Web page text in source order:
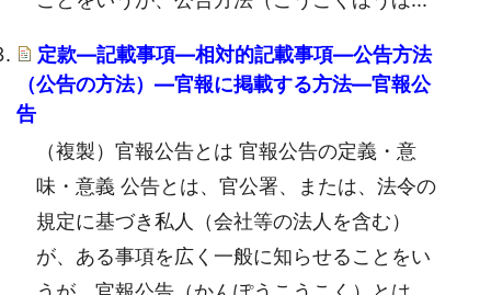
定款―記載事項―相対的記載事項―公告方法
（公告の方法）―官報に掲載する方法―官報公
告
（複製）官報公告とは 官報公告の定義・意
味・意義 公告とは、官公署、または、法令の
規定に基づき私人（会社等の法人を含む）
が、ある事項を広く一般に知らせることをい